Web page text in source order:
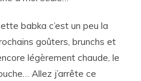
babka c’est un peu la
goûters, brunchs et
légèrement chaude, le
Allez j’arrête ce